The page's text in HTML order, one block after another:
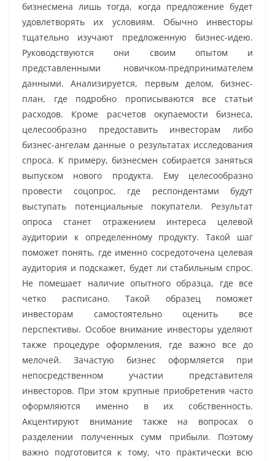
бизнесмена лишь тогда, когда предложение будет
удовлетворять их условиям. Обычно инвесторы
тщательно изучают предложенную бизнес-идею.
Руководствуются они своим опытом и
представленными новичком-предпринимателем
данными. Анализируется, первым делом, бизнес-
план, где подробно прописываются все статьи
расходов. Кроме расчетов окупаемости бизнеса,
целесообразно предоставить инвесторам либо
бизнес-ангелам данные о результатах исследования
спроса. К примеру, бизнесмен собирается заняться
выпуском нового продукта. Ему целесообразно
провести соцопрос, где респондентами будут
выступать потенциальные покупатели. Результат
опроса станет отражением интереса целевой
аудитории к определенному продукту. Такой шаг
поможет понять, где именно сосредоточена целевая
аудитория и подскажет, будет ли стабильным спрос.
Не помешает наличие опытного образца, где все
четко расписано. Такой образец поможет
инвесторам самостоятельно оценить все
перспективы. Особое внимание инвесторы уделяют
также процедуре оформления, где важно все до
мелочей. Зачастую бизнес оформляется при
непосредственном участии представителя
инвесторов. При этом крупные приобретения часто
оформляются именно в их собственность.
Акцентируют внимание также на вопросах о
разделении полученных сумм прибыли. Поэтому
важно подготовится к тому, что практически всю